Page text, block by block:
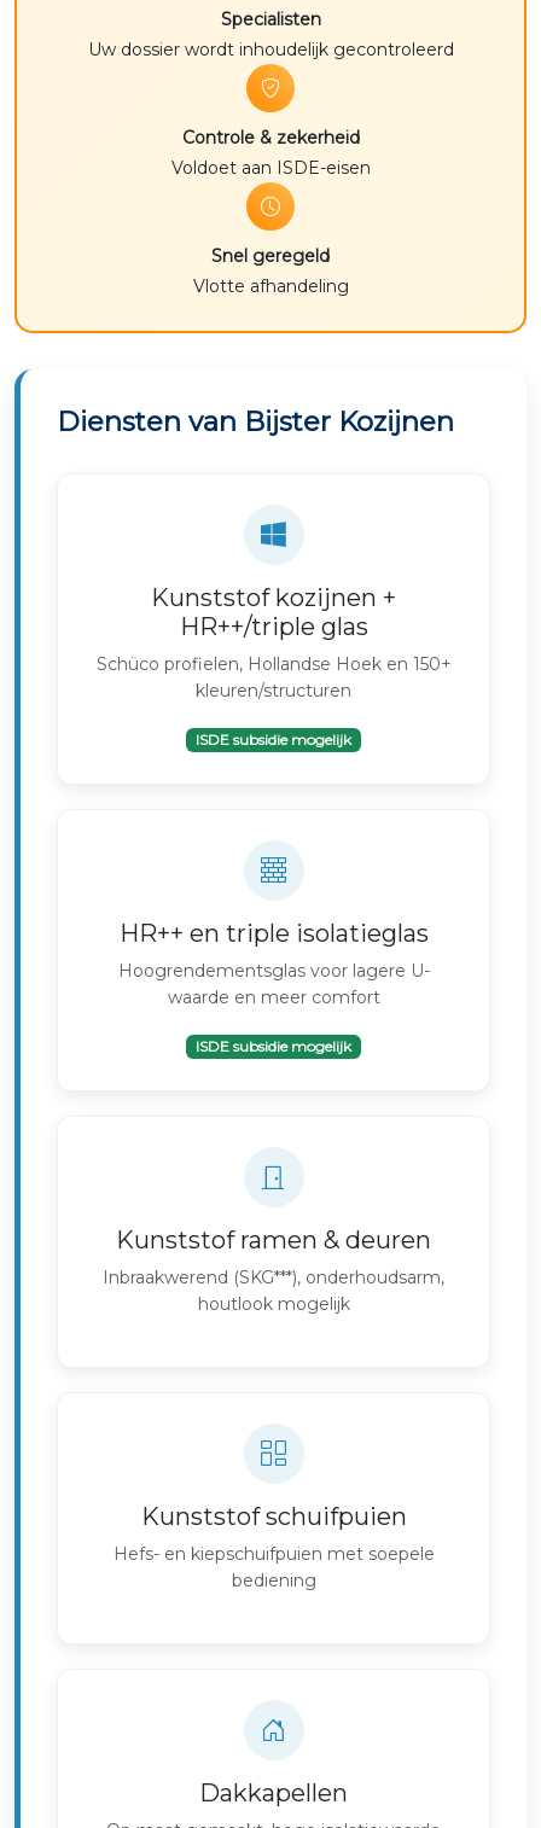
Specialisten
Uw dossier wordt inhoudelijk gecontroleerd
Controle & zekerheid
Voldoet aan ISDE-eisen
Snel geregeld
Vlotte afhandeling
Diensten van Bijster Kozijnen
Kunststof kozijnen +
HR++/triple glas
Schüco profielen, Hollandse Hoek en 150+
kleuren/structuren
ISDE subsidie mogelijk
HR++ en triple isolatieglas
Hoogrendementsglas voor lagere U-
waarde en meer comfort
ISDE subsidie mogelijk
Kunststof ramen & deuren
Inbraakwerend (SKG***), onderhoudsarm,
houtlook mogelijk
Kunststof schuifpuien
Hefs- en kiepschuifpuien met soepele
bediening
Dakkapellen